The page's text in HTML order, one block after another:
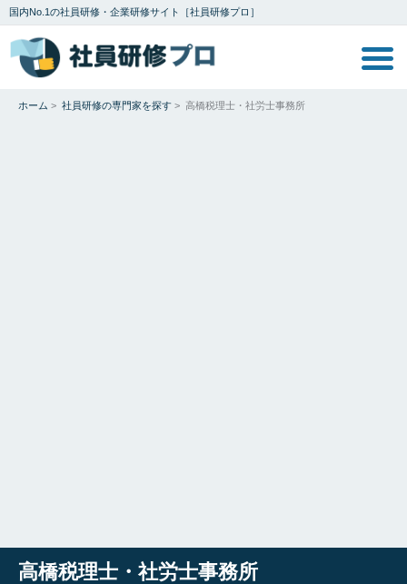
国内No.1の社員研修・企業研修サイト［社員研修プロ］
ホーム > 社員研修の専門家を探す > 高橋税理士・社労士事務所
高橋税理士・社労士事務所